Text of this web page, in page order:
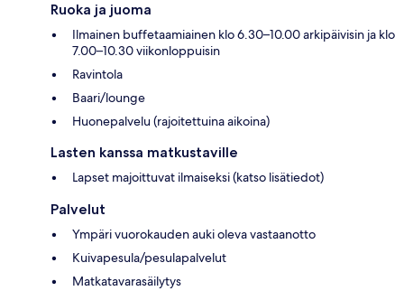
Ruoka ja juoma
Ilmainen buffetaamiainen klo 6.30–10.00 arkipäivisin ja klo
7.00–10.30 viikonloppuisin
Ravintola
Baari/lounge
Huonepalvelu (rajoitettuina aikoina)
Lasten kanssa matkustaville
Lapset majoittuvat ilmaiseksi (katso lisätiedot)
Palvelut
Ympäri vuorokauden auki oleva vastaanotto
Kuivapesula/pesulapalvelut
Matkatavarasäilytys